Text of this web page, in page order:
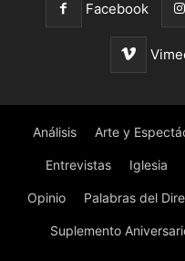
Facebook
Análisis Arte y
Entrevistas Iglesia
Opinio Palabras del
Suplemento